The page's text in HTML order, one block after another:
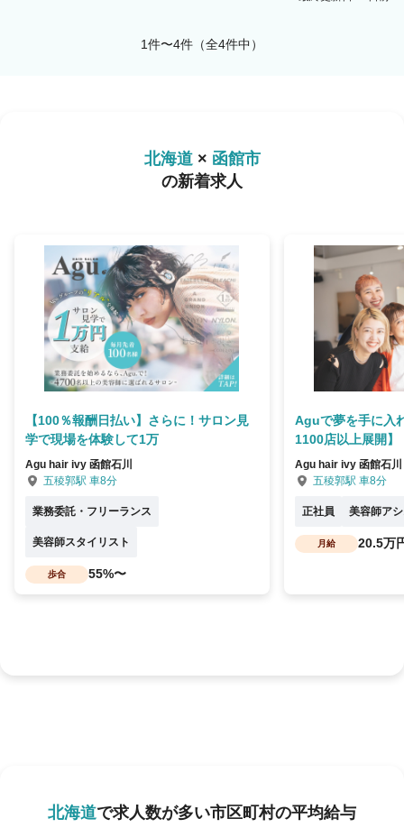
1件〜4件（全4件中）
北海道× 函館市
の新着求人
【100％報酬日払い】さらに！サロン見
学で現場を体験して1万
Agu hair ivy 函館石川
五稜郭駅 車8分
業務委託・フリーランス
美容師スタイリスト
歩合 55%〜
Aguで夢を手に入
1100店以上展開】
Agu hair ivy 函館石川
五稜郭駅 車8分
正社員 美容師ア
月給 20.5万
北海道で求人数が多い市区町村の平均給与